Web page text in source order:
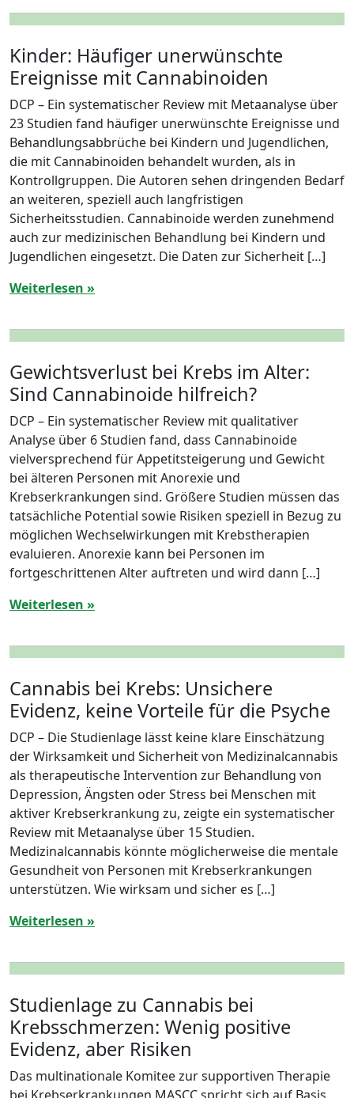
Kinder: Häufiger unerwünschte
Ereignisse mit Cannabinoiden
DCP – Ein systematischer Review mit Metaanalyse über
23 Studien fand häufiger unerwünschte Ereignisse und
Behandlungsabbrüche bei Kindern und Jugendlichen,
die mit Cannabinoiden behandelt wurden, als in
Kontrollgruppen. Die Autoren sehen dringenden Bedarf
an weiteren, speziell auch langfristigen
Sicherheitsstudien. Cannabinoide werden zunehmend
auch zur medizinischen Behandlung bei Kindern und
Jugendlichen eingesetzt. Die Daten zur Sicherheit […]
Weiterlesen »
Gewichtsverlust bei Krebs im Alter:
Sind Cannabinoide hilfreich?
DCP – Ein systematischer Review mit qualitativer
Analyse über 6 Studien fand, dass Cannabinoide
vielversprechend für Appetitsteigerung und Gewicht
bei älteren Personen mit Anorexie und
Krebserkrankungen sind. Größere Studien müssen das
tatsächliche Potential sowie Risiken speziell in Bezug zu
möglichen Wechselwirkungen mit Krebstherapien
evaluieren. Anorexie kann bei Personen im
fortgeschrittenen Alter auftreten und wird dann […]
Weiterlesen »
Cannabis bei Krebs: Unsichere
Evidenz, keine Vorteile für die Psyche
DCP – Die Studienlage lässt keine klare Einschätzung
der Wirksamkeit und Sicherheit von Medizinalcannabis
als therapeutische Intervention zur Behandlung von
Depression, Ängsten oder Stress bei Menschen mit
aktiver Krebserkrankung zu, zeigte ein systematischer
Review mit Metaanalyse über 15 Studien.
Medizinalcannabis könnte möglicherweise die mentale
Gesundheit von Personen mit Krebserkrankungen
unterstützen. Wie wirksam und sicher es […]
Weiterlesen »
Studienlage zu Cannabis bei
Krebsschmerzen: Wenig positive
Evidenz, aber Risiken
Das multinationale Komitee zur supportiven Therapie